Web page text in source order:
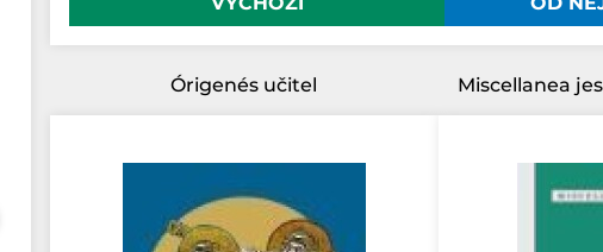
Órigenés učitel